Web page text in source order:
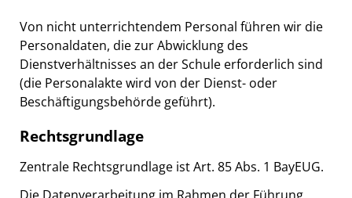
Von nicht unterrichtendem Personal führen wir die
Personaldaten, die zur Abwicklung des
Dienstverhältnisses an der Schule erforderlich sind
(die Personalakte wird von der Dienst- oder
Beschäftigungsbehörde geführt).
Rechtsgrundlage
Zentrale Rechtsgrundlage ist Art. 85 Abs. 1 BayEUG.